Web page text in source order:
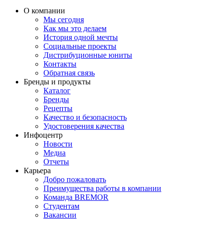
О компании
Мы сегодня
Как мы это делаем
История одной мечты
Социальные проекты
Дистрибуционные юниты
Контакты
Обратная связь
Бренды и продукты
Каталог
Бренды
Рецепты
Качество и безопасность
Удостоверения качества
Инфоцентр
Новости
Медиа
Отчеты
Карьера
Добро пожаловать
Преимущества работы в компании
Команда BREMOR
Студентам
Вакансии